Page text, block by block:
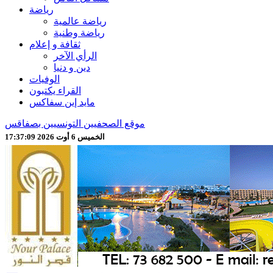
رياضة
رياضة عالمية
رياضة وطنية
ثقافة و إعلام
الرأي الآخر
دين و دنيا
الوفيات
القراء يكتبون
مايد إين سفاكس
موقع الصحفيين التونسيين بصفاقس
الخميس 6 أوت 2026 17:37:11